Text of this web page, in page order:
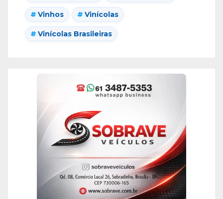
Vinhos Vinícolas
Vinícolas Brasileiras